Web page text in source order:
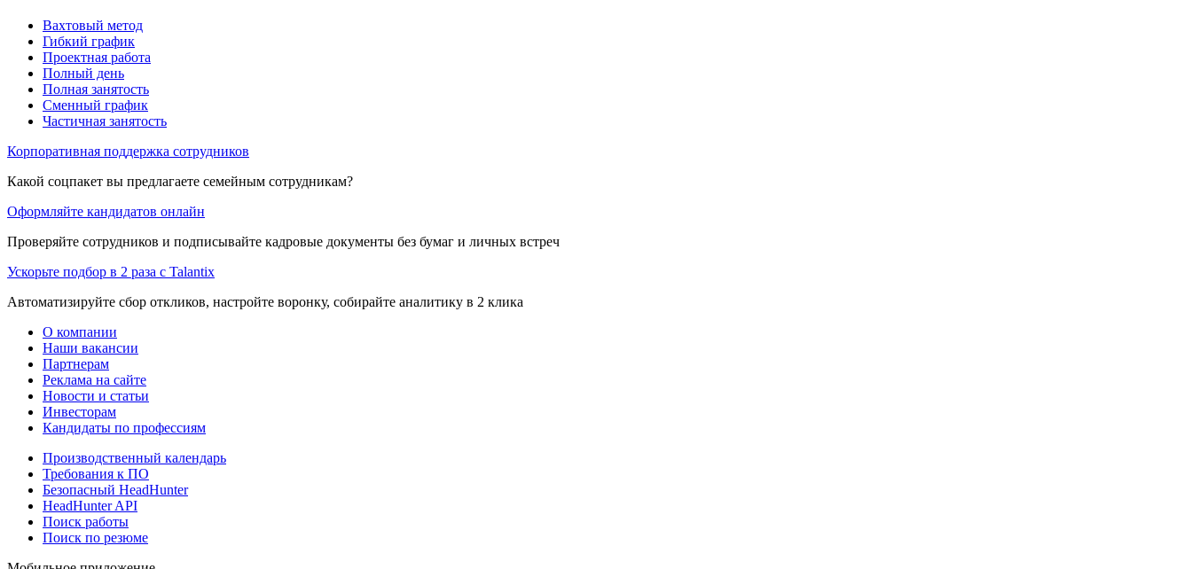
Вахтовый метод
Гибкий график
Проектная работа
Полный день
Полная занятость
Сменный график
Частичная занятость
Корпоративная поддержка сотрудников
Какой соцпакет вы предлагаете семейным сотрудникам?
Оформляйте кандидатов онлайн
Проверяйте сотрудников и подписывайте кадровые документы без бумаг и личных встреч
Ускорьте подбор в 2 раза с Talantix
Автоматизируйте сбор откликов, настройте воронку, собирайте аналитику в 2 клика
О компании
Наши вакансии
Партнерам
Реклама на сайте
Новости и статьи
Инвесторам
Кандидаты по профессиям
Производственный календарь
Требования к ПО
Безопасный HeadHunter
HeadHunter API
Поиск работы
Поиск по резюме